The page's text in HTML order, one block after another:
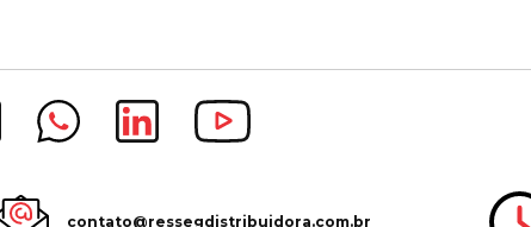
contato@ressegdistribuidora.com.br